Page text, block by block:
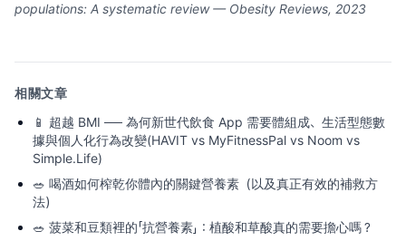
populations: A systematic review — Obesity Reviews, 2023
相關文章
📱 超越 BMI ── 為何新世代飲食 App 需要體組成、生活型態數
據與個人化行為改變(HAVIT vs MyFitnessPal vs Noom vs
Simple.Life)
🥗 喝酒如何榨乾你體內的關鍵營養素（以及真正有效的補救方
法）
🥗 菠菜和豆類裡的「抗營養素」：植酸和草酸真的需要擔心嗎？